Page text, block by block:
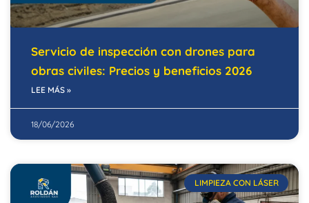
Servicio de inspección con drones para
obras civiles: Precios y beneficios 2026
LEE MÁS »
18/06/2026
LIMPIEZA CON LÁSER